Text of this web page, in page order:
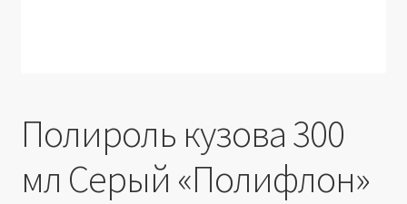
Полироль кузова 300
мл Серый «Полифлон»